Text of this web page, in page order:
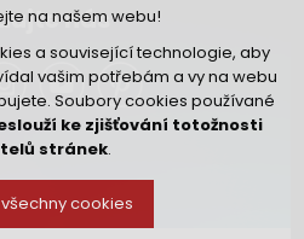
na našem webu!
a související technologie, aby
vašim potřebám a vy na webu
Soubory cookies používané
ke zjišťování totožnosti
stránek.
cookies
nás